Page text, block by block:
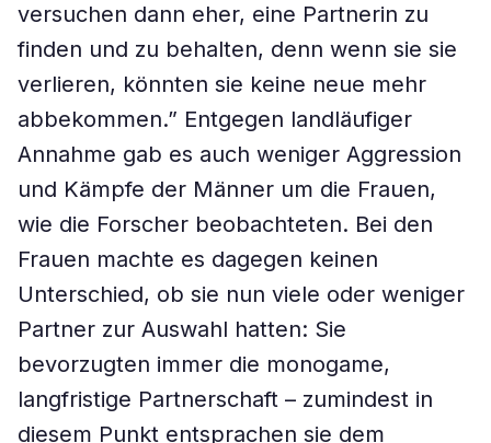
versuchen dann eher, eine Partnerin zu
finden und zu behalten, denn wenn sie sie
verlieren, könnten sie keine neue mehr
abbekommen.” Entgegen landläufiger
Annahme gab es auch weniger Aggression
und Kämpfe der Männer um die Frauen,
wie die Forscher beobachteten. Bei den
Frauen machte es dagegen keinen
Unterschied, ob sie nun viele oder weniger
Partner zur Auswahl hatten: Sie
bevorzugten immer die monogame,
langfristige Partnerschaft – zumindest in
diesem Punkt entsprachen sie dem